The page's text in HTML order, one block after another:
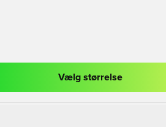
til at logge ind eller tilmelde dig som
Vælg størrelse